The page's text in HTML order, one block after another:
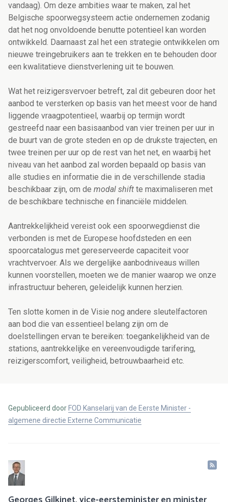
vandaag). Om deze ambities waar te maken, zal het
Belgische spoorwegsysteem actie ondernemen zodanig
dat het nog onvoldoende benutte potentieel kan worden
ontwikkeld. Daarnaast zal het een strategie ontwikkelen om
nieuwe treingebruikers aan te trekken en te behouden door
een kwalitatieve dienstverlening uit te bouwen.
Wat het reizigersvervoer betreft, zal dit gebeuren door het
aanbod te versterken op basis van het meest voor de hand
liggende vraagpotentieel, waarbij op termijn wordt
gestreefd naar een basisaanbod van vier treinen per uur in
de buurt van de grote steden en op de drukste trajecten, en
twee treinen per uur op de rest van het net, en waarbij het
niveau van het aanbod zal worden bepaald op basis van
alle studies en informatie die in de verschillende stadia
beschikbaar zijn, om de modal shift te maximaliseren met
de beschikbare technische en financiële middelen.
Aantrekkelijkheid vereist ook een spoorwegdienst die
verbonden is met de Europese hoofdsteden en een
spoorcatalogus met gereserveerde capaciteit voor
vrachtvervoer. Als we dergelijke aanbodniveaus willen
kunnen voorstellen, moeten we de manier waarop we onze
infrastructuur beheren, geleidelijk kunnen herzien.
Ten slotte komen in de Visie nog andere sleutelfactoren
aan bod die van essentieel belang zijn om de
doelstellingen ervan te bereiken: toegankelijkheid van de
stations, aantrekkelijke en vereenvoudigde tarifering,
reizigerscomfort, veiligheid, betrouwbaarheid etc.
Gepubliceerd door FOD Kanselarij van de Eerste Minister -
algemene directie Externe Communicatie